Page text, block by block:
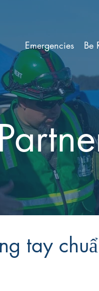
Emergencies Be
tay